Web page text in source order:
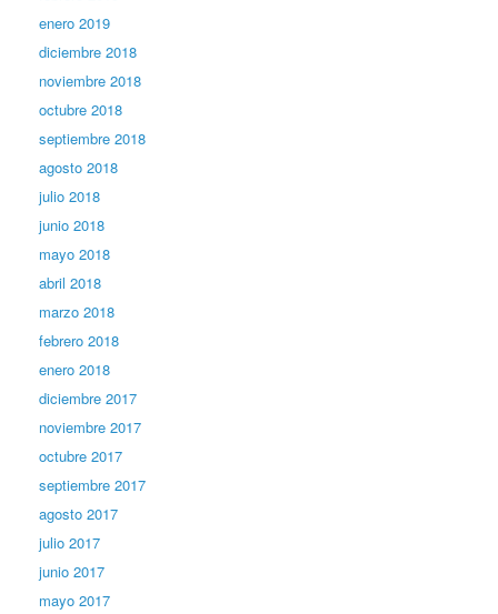
enero 2019
diciembre 2018
noviembre 2018
octubre 2018
septiembre 2018
agosto 2018
julio 2018
junio 2018
mayo 2018
abril 2018
marzo 2018
febrero 2018
enero 2018
diciembre 2017
noviembre 2017
octubre 2017
septiembre 2017
agosto 2017
julio 2017
junio 2017
mayo 2017